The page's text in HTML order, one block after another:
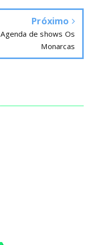
Próximo
Agenda de shows Os
Monarcas